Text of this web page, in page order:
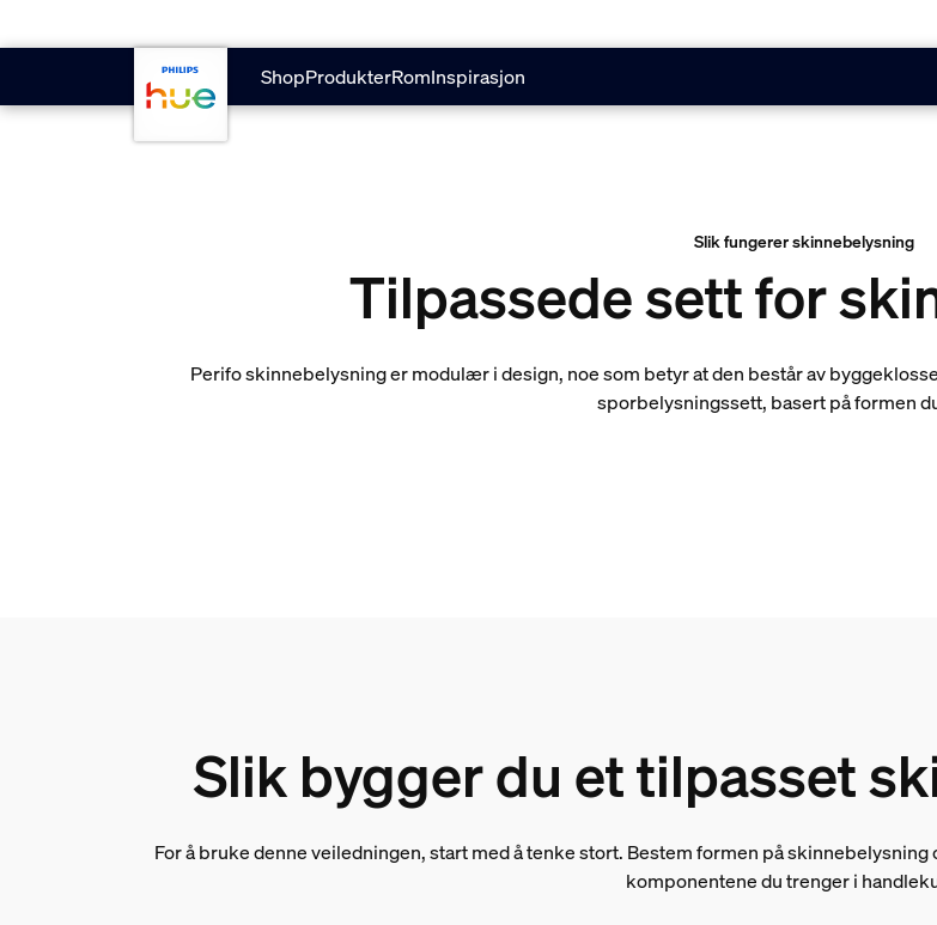
ShopProdukterRomInspirasjon
Slik fungerer skinnebelysning
Tilpassede sett for
Perifo skinnebelysning er modulær i design, noe som betyr at den består av
sporbelysningssett, basert på formen
Slik bygger du et tilpasset
For å bruke denne veiledningen, start med å tenke stort. Bestem formen på
komponentene du trenger i